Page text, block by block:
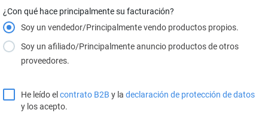
¿Con qué hace principalmente su facturación?
Soy un vendedor/Principalmente vendo productos propios.
Soy un afiliado/Principalmente anuncio productos de otros
proveedores.
He leído el contrato B2B y la declaración de protección de datos
y los acepto.